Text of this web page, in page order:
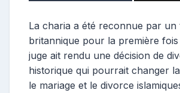
La charia a été reconnue par un
britannique pour la première fois
juge ait rendu une décision de
historique qui pourrait changer
le mariage et le divorce